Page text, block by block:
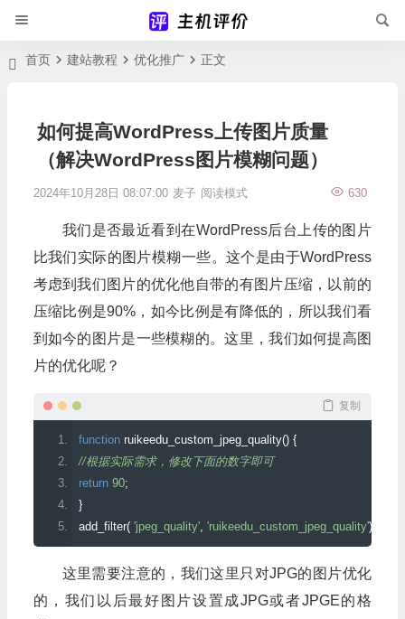
首页 建站教程 优化推广 正文
如何提高WordPress上传图片质量
（解决WordPress图片模糊问题）
2024年10月28日 08:07:00 麦子 630
阅读模式
我们是否最近看到在WordPress后台上传的图片
比我们实际的图片模糊一些。这个是由于WordPress
考虑到我们图片的优化他自带的有图片压缩，以前的
压缩比例是90%，如今比例是有降低的，所以我们看
到如今的图片是一些模糊的。这里，我们如何提高图
片的优化呢？
复制
function ruikeedu_custom_jpeg_quality() {
//根据实际需求，修改下面的数字即可
return 90;
}
add_filter( 'jpeg_quality', 'ruikeedu_custom_jpeg_quality');
这里需要注意的，我们这里只对JPG的图片优化
的，我们以后最好图片设置成JPG或者JPGE的格